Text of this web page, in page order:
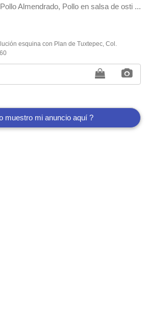
Pollo Almendrado, Pollo en salsa de osti ...
esquina con Plan de Tuxtepec, Col.
muestro mi anuncio aquí ?